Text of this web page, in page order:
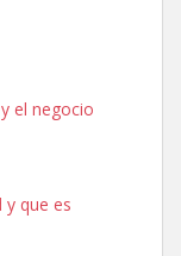
el negocio
y que es